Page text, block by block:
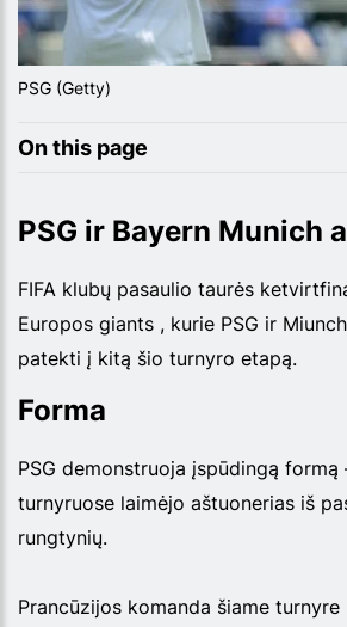
PSG (Getty)
On this page
PSG ir Bayern Munich
FIFA klubų pasaulio taurės
Europos giants , kurie PSG ir
patekti į kitą šio turnyro etapą.
Forma
PSG demonstruoja įspūdingą formą
turnyruose laimėjo aštuonerias iš
rungtynių.
Prancūzijos komanda šiame